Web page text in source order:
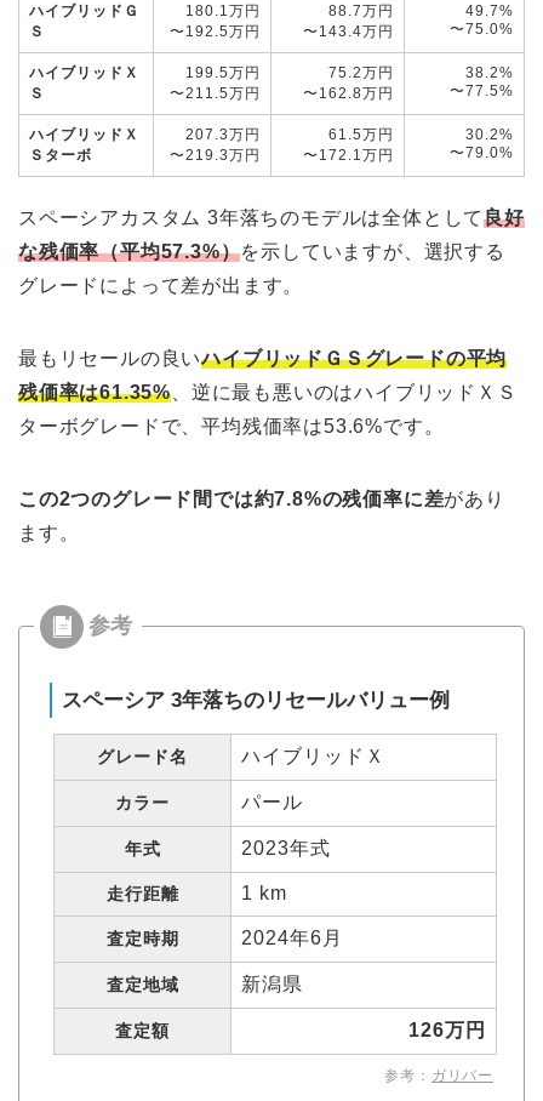
ハイブリッドＧ
Ｓ
180.1万円
〜192.5万円
88.7万円
〜143.4万円
49.7%
〜75.0%
ハイブリッドＸ
Ｓ
199.5万円
〜211.5万円
75.2万円
〜162.8万円
38.2%
〜77.5%
ハイブリッドＸ
Ｓターボ
207.3万円
〜219.3万円
61.5万円
〜172.1万円
30.2%
〜79.0%
スペーシアカスタム 3年落ちのモデルは全体として良好
な残価率（平均57.3%）を示していますが、選択する
グレードによって差が出ます。
最もリセールの良いハイブリッドＧＳグレードの平均
残価率は61.35% 、逆に最も悪いのはハイブリッドＸＳ
ターボグレードで、平均残価率は53.6%です。
この2つのグレード間では約7.8%の残価率に差があり
ます。
スペーシア 3年落ちのリセールバリュー例
グレード名 ハイブリッドＸ
カラー パール
年式 2023年式
走行距離 1 km
査定時期 2024年6月
査定地域 新潟県
査定額 126万円
参考： ガリバー